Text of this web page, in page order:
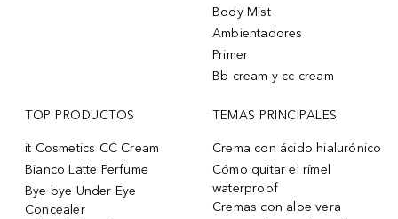
Body Mist
Ambientadores
Primer
Bb cream y cc cream
TOP PRODUCTOS
it Cosmetics CC Cream
Bianco Latte Perfume
Bye bye Under Eye
Concealer
TEMAS PRINCIPALES
Crema con ácido hialurónico
Cómo quitar el rímel
waterproof
Cremas con aloe vera